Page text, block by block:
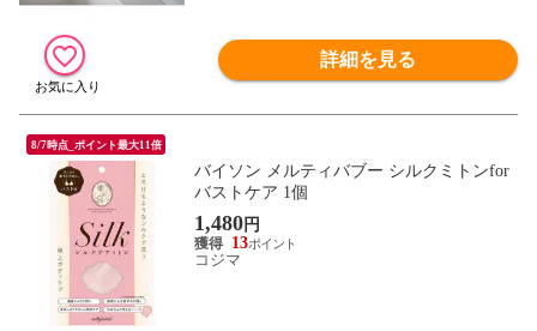
詳細を見る
8/7時点_ポイント最大11倍
バイソン メルティバブー シルクミトンfor
バストケア 1個
1,480円
13
コジマ